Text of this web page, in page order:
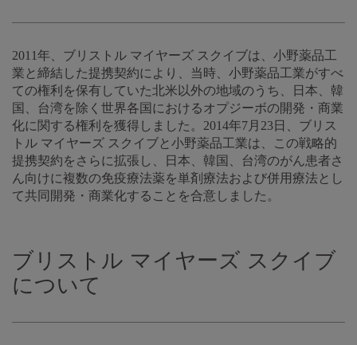
2011年、ブリストル マイヤーズ スクイブは、小野薬品工
業と締結した提携契約により、当時、小野薬品工業がすべ
ての権利を保有していた北米以外の地域のうち、日本、韓
国、台湾を除く世界各国におけるオプジーボの開発・商業
化に関する権利を獲得しました。2014年7月23日、ブリス
トル マイヤーズ スクイブと小野薬品工業は、この戦略的
提携契約をさらに拡張し、日本、韓国、台湾のがん患者さ
ん向けに複数の免疫療法薬を単剤療法および併用療法とし
て共同開発・商業化することを合意しました。
ブリストル マイヤーズ スクイブ
について